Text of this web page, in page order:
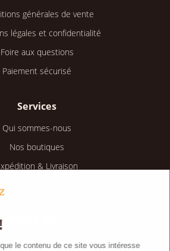
le contenu de ce site vous intéresse
générales de vente
légales et confidentialité
Foire aux questions
Paiement sécurisé
Services
Qui sommes-nous
Nos boutiques
& Livraison
& Remboursement
Mon compte